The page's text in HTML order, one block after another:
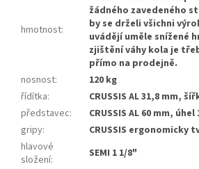
hmotnost:
žádného zavedeného
by se drželi všichni
uvádějí uměle snížené
zjištění váhy kola je
přímo na prodejně.
nosnost:
120 kg
řídítka:
CRUSSIS AL 31,8 mm,
představec:
CRUSSIS AL 60 mm, úhel
gripy:
CRUSSIS ergonomicky
hlavové
složení:
SEMI 1 1/8"